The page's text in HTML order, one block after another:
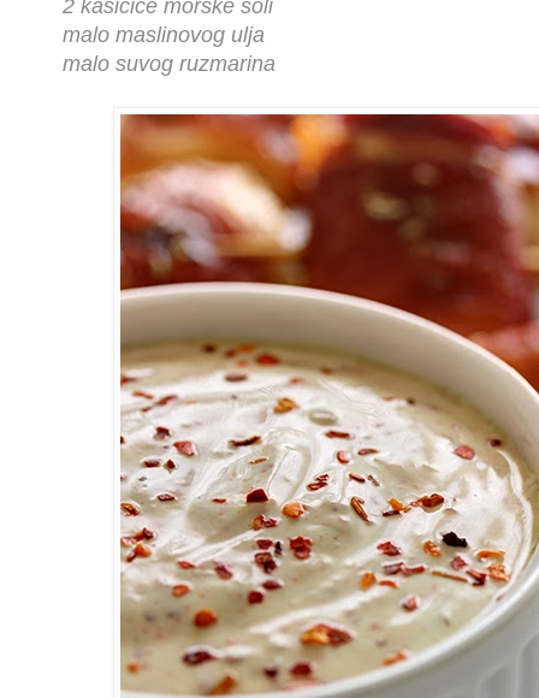
2 kašičice morske soli
malo maslinovog ulja
malo suvog ruzmarina